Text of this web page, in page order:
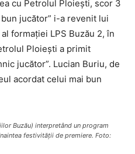
cu Petrolul Ploiești, scor 3
jucător” i-a revenit lui
formației LPS Buzău 2, în
Ploiești a primit
jucător”. Lucian Buriu, de
acordat celui mai bun
Buzău) interpretând un program
festivității de premiere. Foto: